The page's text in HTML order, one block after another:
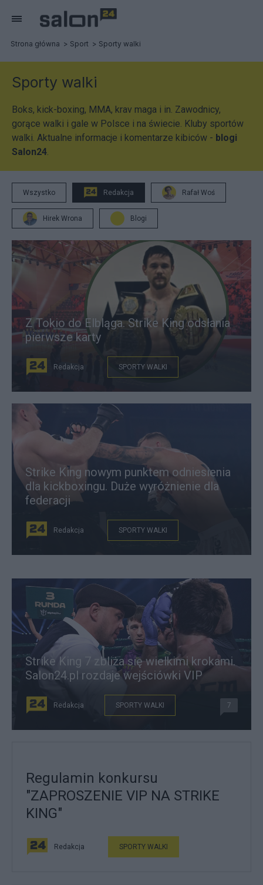
Strona główna Sport Sporty walki
Sporty walki
Boks, kick-boxing, MMA, krav maga i in. Zawodnicy,
gorące walki i gale w Polsce i na świecie. Kluby sportów
walki. Aktualne informacje i komentarze kibiców - blogi
Salon24.
Wszystko Redakcja Rafał Woś
Hirek Wrona Blogi
Z Tokio do Elbląga. Strike King odsłania
pierwsze karty
Redakcja SPORTY WALKI
Strike King nowym punktem odniesienia
dla kickboxingu. Duże wyróżnienie dla
federacji
Redakcja SPORTY WALKI
Strike King 7 zbliża się wielkimi krokami.
Salon24.pl rozdaje wejściówki VIP
Redakcja SPORTY WALKI 7
Regulamin konkursu
"ZAPROSZENIE VIP NA STRIKE
KING"
Redakcja SPORTY WALKI